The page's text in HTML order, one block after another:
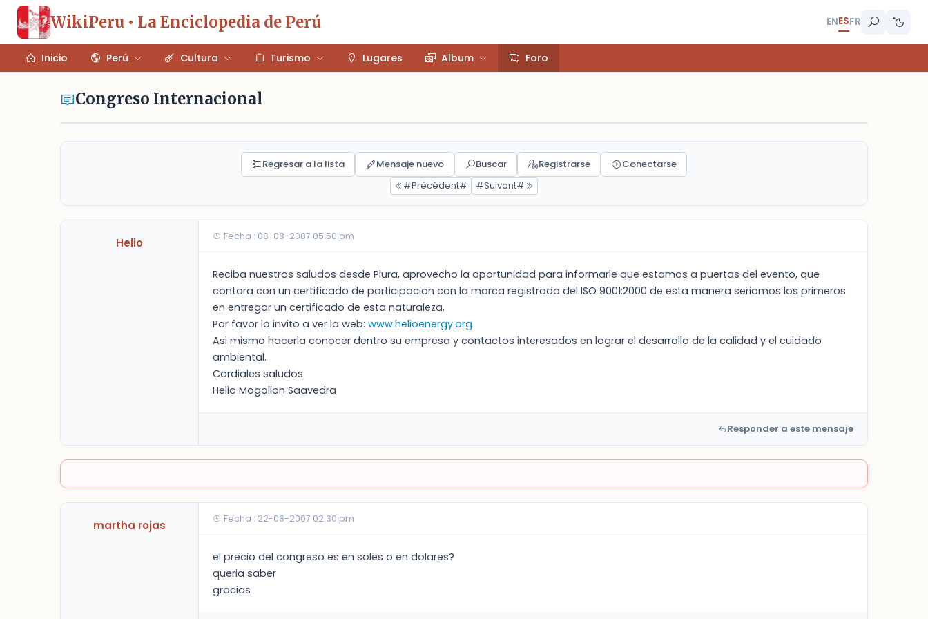
WikiPeru • La Enciclopedia de Perú ENESFR
Inicio Perú Cultura Turismo Lugares Album Foro
Congreso Internacional
Regresar a la lista Mensaje nuevo Buscar Registrarse
Conectarse
#Précédent#
#Suivant#
Helio Fecha : 08-08-2007 05:50 pm
Reciba nuestros saludos desde Piura, aprovecho la oportunidad para informarle que estamos a puertas del evento, que
contara con un certificado de participacion con la marca registrada del ISO 9001:2000 de esta manera seriamos los primeros
en entregar un certificado de esta naturaleza.
Por favor lo invito a ver la web: www.helioenergy.org
Asi mismo hacerla conocer dentro su empresa y contactos interesados en lograr el desarrollo de la calidad y el cuidado
ambiental.
Cordiales saludos
Helio Mogollon Saavedra
Responder a este mensaje
martha rojas Fecha : 22-08-2007 02:30 pm
el precio del congreso es en soles o en dolares?
queria saber
gracias